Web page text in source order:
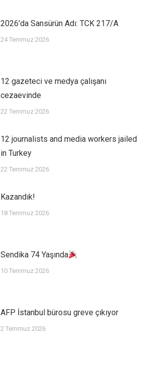
2026’da Sansürün Adı: TCK 217/A
24 Temmuz 2026
12 gazeteci ve medya çalışanı
cezaevinde
22 Temmuz 2026
12 journalists and media workers jailed
in Turkey
22 Temmuz 2026
Kazandık!
18 Temmuz 2026
Sendika 74 Yaşında
10 Temmuz 2026
AFP İstanbul bürosu greve çıkıyor
2 Temmuz 2026